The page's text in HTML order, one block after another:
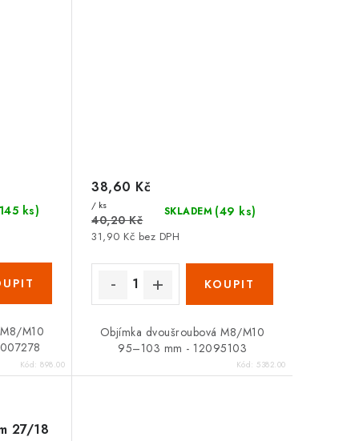
ks)
M10
Kód:898.00
SKLADEM (49 ks)
31,90 Kč bez DPH
38,60 Kč
/ ks
40,20 Kč
Objímka dvoušroubová M8/M10
95–103 mm - 12095103
Kód:5382.00
27/18